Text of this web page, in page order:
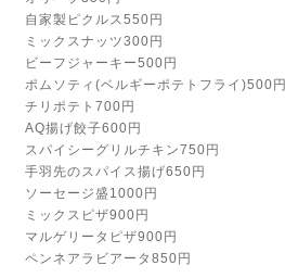
自家製ピクルス550円
ミックスナッツ300円
ビーフジャーキー500円
ポムソティ(ベルギーポテトフライ)500円
チリポテト700円
AQ揚げ餃子600円
スパイシーグリルチキン750円
手羽先のスパイス揚げ650円
ソーセージ盛1000円
ミックスピザ900円
マルゲリータピザ900円
ペンネアラビアータ850円